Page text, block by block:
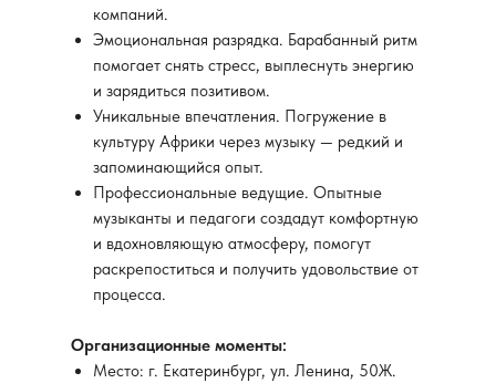
компаний.
Эмоциональная разрядка. Барабанный ритм
помогает снять стресс, выплеснуть энергию
и зарядиться позитивом.
Уникальные впечатления. Погружение в
культуру Африки через музыку — редкий и
запоминающийся опыт.
Профессиональные ведущие. Опытные
музыканты и педагоги создадут комфортную
и вдохновляющую атмосферу, помогут
раскрепоститься и получить удовольствие от
процесса.
Организационные моменты:
Место: г. Екатеринбург, ул. Ленина, 50Ж.